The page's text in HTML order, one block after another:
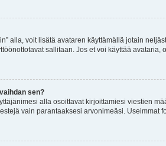
alla, voit lisätä avataren käyttämällä jotain
sallitaan. Jos et voi käyttää avataria,
sen?
alla osoittavat kirjoittamiesi viestien
vain parantaaksesi arvonimeäsi. Useimmat